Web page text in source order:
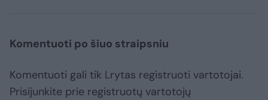
Komentuoti po šiuo straipsniu
Komentuoti gali tik Lrytas registruoti vartotojai.
Prisijunkite prie registruotų vartotojų